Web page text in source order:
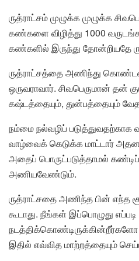
ருத்ராட்சம் முழுக்க முழுக்க
கண்களை விழித்து 1000
கண்களில் இருந்து தோன்றியதே
ருத்ராட்சத்தை அணிந்து
ஒருவராவார். சிவபெருமான் தன்
கஷ்டத்தையும், துன்பத்தையும்
நம்மை நல்வழிப் படுத்துவதற்காக
வாழ்வைக் கெடுக்க மாட்டார்
அதைப் பொருட்படுத்தாமல்
அணியவேண்டும்.
ருத்ராட்சதை அணிந்த பின் எந்த
கூடாது. நீங்கள் இப்பொழுது
இதில் எவ்வித மாற்றத்தையும்